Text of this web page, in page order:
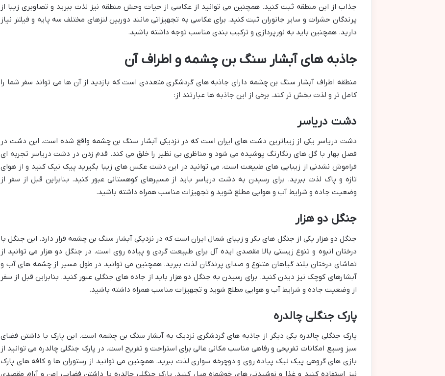
جذاب از این منطقه ثبت کنید. همچنین می توانید از عکاسی از حیات وحش منطقه نیز لذت ببرید و تصاویری زیبا از
پرندگان حشرات و سایر جانوران ثبت کنید. برای عکاسی به تجهیزاتی مانند دوربین لنزهای مختلف سه پایه و فیلتر نیاز
دارید. همچنین باید به نورپردازی و ترکیب بندی مناسب توجه داشته باشید.
جاذبه های آبشار سنگ بن چشمه و اطراف آن
منطقه اطراف آبشار سنگ بن چشمه دارای جاذبه های گردشگری متعددی است که بازدید از آن ها می تواند سفر شما را
کامل تر و لذت بخش تر کند. برخی از این جاذبه ها عبارتند از:
دشت دریاسر
دشت دریاسر یکی از زیباترین دشت های ایران است که در نزدیکی آبشار سنگ بن چشمه واقع شده است. این دشت در
فصل بهار با گل های رنگارنگ پوشیده می شود و مناظری بی نظیر را خلق می کند. قدم زدن در دشت دریاسر تجربه ای
فراموش نشدنی از زیبایی های طبیعت است. می توانید در این دشت عکس های زیبا بگیرید پیک نیک کنید و از هوای
تازه و پاک لذت ببرید. برای رسیدن به دشت دریاسر باید از مسیرهای کوهستانی عبور کنید. بنابراین قبل از سفر از
وضعیت جاده و شرایط آب و هوایی مطلع شوید و تجهیزات مناسب همراه داشته باشید.
جنگل دو هزار
جنگل دو هزار یکی از جنگل های بکر و زیبای شمال ایران است که در نزدیکی آبشار سنگ بن چشمه قرار دارد. این جنگل با
درختان انبوه و تنوع زیستی بالا مقصدی ایده آل برای طبیعت گردی و پیاده روی است. در جنگل دو هزار می توانید از
تماشای درختان بلند گیاهان متنوع و صدای پرندگان لذت ببرید. همچنین می توانید در طول مسیر از چشمه های آب و
آبشارهای کوچک نیز دیدن کنید. برای رسیدن به جنگل دو هزار باید از جاده های جنگلی عبور کنید. بنابراین قبل از سفر
از وضعیت جاده و شرایط آب و هوایی مطلع شوید و تجهیزات مناسب همراه داشته باشید.
پارک جنگلی چالدره
پارک جنگلی چالدره یکی دیگر از جاذبه های گردشگری نزدیک به آبشار سنگ بن چشمه است. این پارک با داشتن فضای
سبز وسیع امکانات تفریحی و رفاهی مناسب مکانی عالی برای استراحت و تفریح است. در پارک جنگلی چالدره می توانید از
بازی های گروهی پیک نیک پیاده روی و دوچرخه سواری لذت ببرید. همچنین می توانید از رستوران ها و کافه های پارک